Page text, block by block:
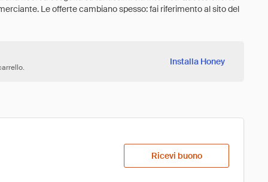
Installa Honey
Ricevi buono